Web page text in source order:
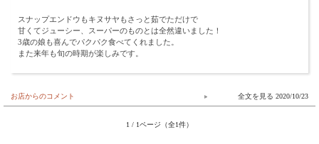
スナップエンドウもキヌサヤもさっと茹でただけで
甘くてジューシー、スーパーのものとは全然違いました！
3歳の娘も喜んでパクパク食べてくれました。
また来年も旬の時期が楽しみです。
お店からのコメント 2020/10/23
1 / 1ページ（全1件）